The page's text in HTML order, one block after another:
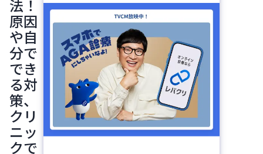
法！
原因
や自
分で
でき
る対
策、
クリ
ニッ
クで